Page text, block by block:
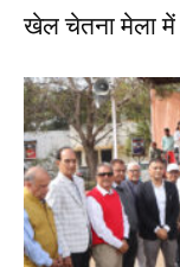
खेल चेतना मेला में